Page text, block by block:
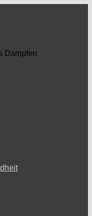
Dampfen